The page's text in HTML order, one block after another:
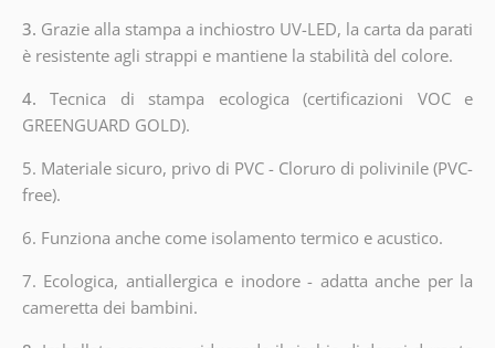
3. Grazie alla stampa a inchiostro UV-LED, la carta da parati
è resistente agli strappi e mantiene la stabilità del colore.
4.Tecnica di stampa ecologica (certificazioni VOC e
GREENGUARD GOLD).
5. Materiale sicuro, privo di PVC - Cloruro di polivinile (PVC-
free).
6. Funziona anche come isolamento termico e acustico.
7. Ecologica, antiallergica e inodore - adatta anche per la
cameretta dei bambini.